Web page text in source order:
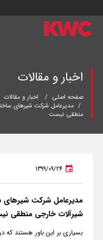
اخبار و مقالات
صفحه اصلی اخبار و مقالات
مدیرعامل شرکت شیرهای
منطقی نیست
1399/09/24
مدیرعامل شرکت شیرهای
شیرآلات خارجی منطقی
بسیاری بر این باور هستند که